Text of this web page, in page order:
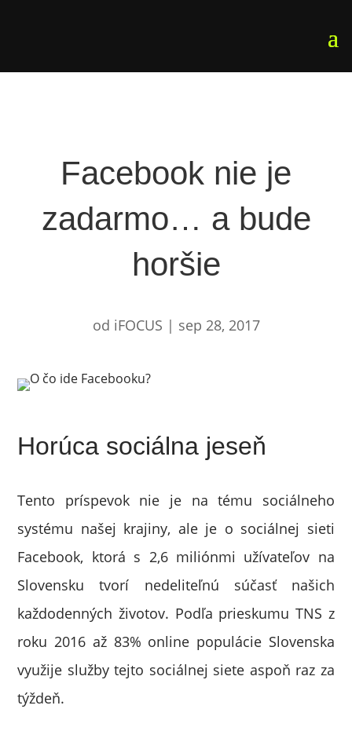
Facebook nie je
zadarmo… a bude
horšie
od iFOCUS | sep 28, 2017
Horúca sociálna jeseň
Tento príspevok nie je na tému sociálneho
systému našej krajiny, ale je o sociálnej sieti
Facebook, ktorá s 2,6 miliónmi užívateľov na
Slovensku tvorí nedeliteľnú súčasť našich
každodenných životov. Podľa prieskumu TNS z
roku 2016 až 83% online populácie Slovenska
využije služby tejto sociálnej siete aspoň raz za
týždeň.